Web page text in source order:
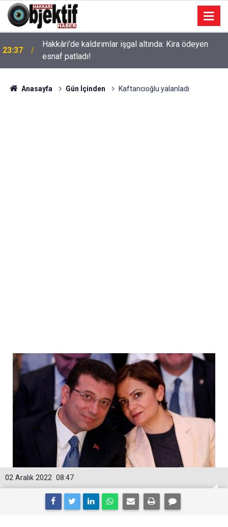
23:37
Hakkâri’de kaldırımlar işgal altında: Kira ödeyen
esnaf patladı!
Anasayfa Gün İçinden Kaftancıoğlu yalanladı
08:47
02 Aralık 2022